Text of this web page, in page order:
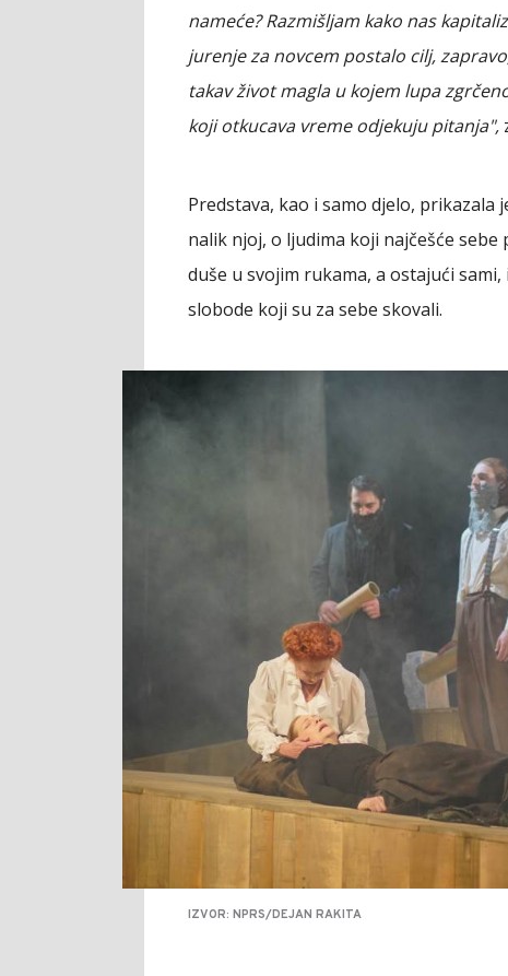
nameće? Razmišljam kako nas
jurenje za novcem postalo cilj,
takav život magla u kojem lupa
koji otkucava vreme odjekuju pitanja",
Predstava, kao i samo djelo,
nalik njoj, o ljudima koji najčešće
duše u svojim rukama, a ostajući
slobode koji su za sebe skovali.
IZVOR: NPRS/DEJAN RAKITA